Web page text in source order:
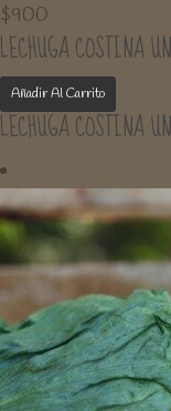
$900
LECHUGA COSTINA
Añadir Al Carrito
LECHUGA COSTINA